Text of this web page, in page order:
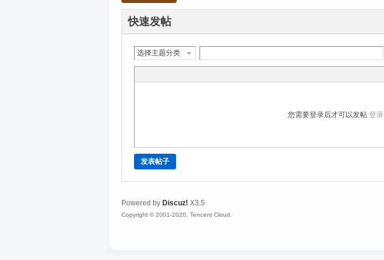
快速发帖
选择主题分类
您需要登录后才可以发帖 登录
发表帖子
Powered by Discuz! X3.5
Copyright © 2001-2020, Tencent Cloud.